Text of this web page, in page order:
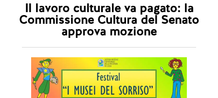
Il lavoro culturale va pagato: la
Commissione Cultura del Senato
approva mozione